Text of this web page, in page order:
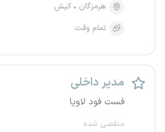
هرمزگان
کیش
تمام وقت
مدیر داخلی
فست فود لاویا
منقضی شده